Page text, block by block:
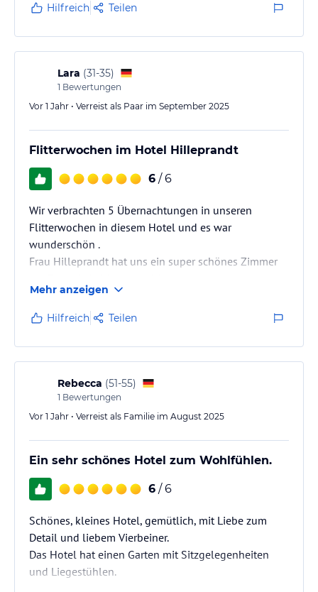
Hilfreich Teilen
Lara (31-35)
1 Bewertungen
Vor 1 Jahr • Verreist als Paar im September 2025
Flitterwochen im Hotel Hilleprandt
6 / 6
Wir verbrachten 5 Übernachtungen in unseren
Flitterwochen in diesem Hotel und es war
wunderschön .
Frau Hilleprandt hat uns ein super schönes Zimmer
Das Hotel ist sehr sauber und das Frühstück perfekt,
absolut zu empfehlen!
Die Gastgeberin ist sehr nett und komplett hilfsbereit
.
Wir werden auf jedenfall wieder kommen !!
Mehr anzeigen
Hilfreich Teilen
Rebecca (51-55)
1 Bewertungen
Vor 1 Jahr • Verreist als Familie im August 2025
Ein sehr schönes Hotel zum Wohlfühlen.
6 / 6
Schönes, kleines Hotel, gemütlich, mit Liebe zum
Detail und liebem Vierbeiner.
Das Hotel hat einen Garten mit Sitzgelegenheiten
und Liegestühlen.